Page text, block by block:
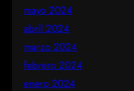
mayo 2024
abril 2024
marzo 2024
febrero 2024
enero 2024